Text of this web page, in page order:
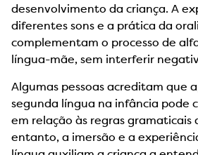
desenvolvimento da criança. A
diferentes sons e a prática da
complementam o processo de
língua-mãe, sem interferir
Algumas pessoas acreditam que
segunda língua na infância pode
em relação às regras gramaticais
entanto, a imersão e a